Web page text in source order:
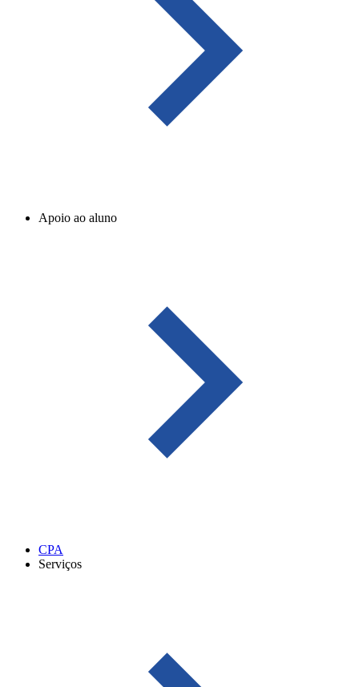
Apoio ao aluno
CPA
Serviços